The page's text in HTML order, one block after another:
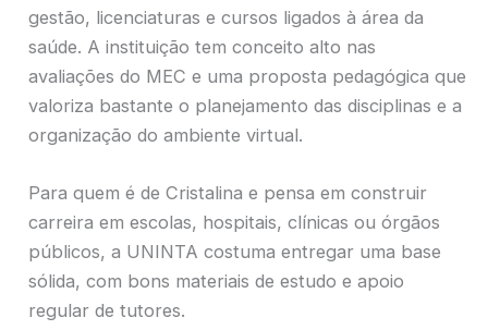
gestão, licenciaturas e cursos ligados à área da
saúde. A instituição tem conceito alto nas
avaliações do MEC e uma proposta pedagógica que
valoriza bastante o planejamento das disciplinas e a
organização do ambiente virtual.
Para quem é de Cristalina e pensa em construir
carreira em escolas, hospitais, clínicas ou órgãos
públicos, a UNINTA costuma entregar uma base
sólida, com bons materiais de estudo e apoio
regular de tutores.